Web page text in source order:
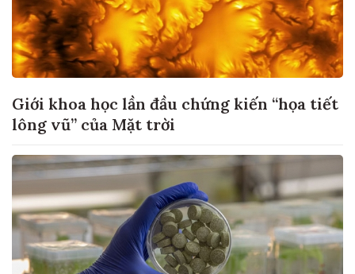
Giới khoa học lần đầu chứng kiến “họa tiết
lông vũ” của Mặt trời